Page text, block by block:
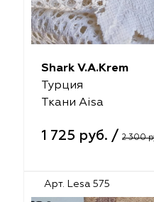
Shark V.A.Krem
Турция
Ткани Aisa
1 725 руб. /2 300
Арт. Lesa 575